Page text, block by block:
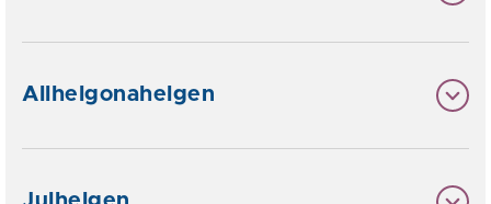
Allhelgonahelgen